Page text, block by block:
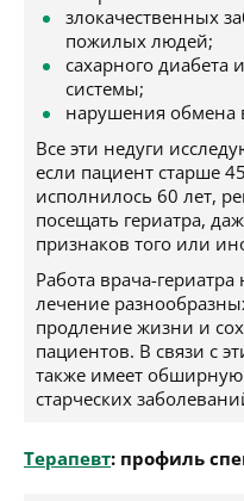
злокачественных
пожилых людей;
сахарного диабета
системы;
нарушения обмена
Все эти недуги
если пациент старше
исполнилось 60 лет,
посещать гериатра,
признаков того или
Работа врача-
лечение
продление жизни и
пациентов. В связи с
также имеет
старческих
Терапевт: профиль